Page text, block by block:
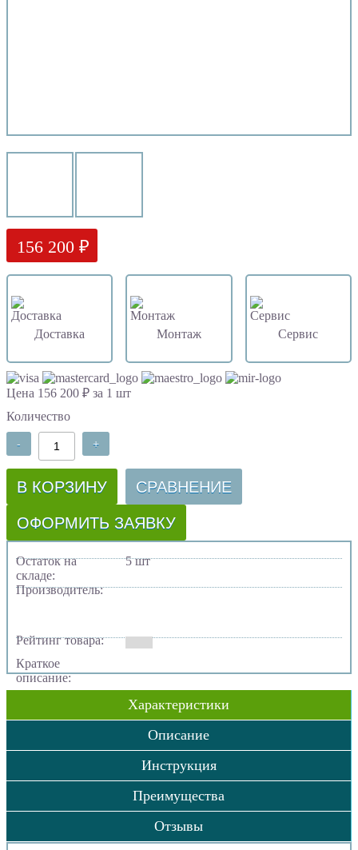
156 200 ₽
Доставка Монтаж Сервис
Цена 156 200 ₽ за 1 шт
Количество
- +
В КОРЗИНУ СРАВНЕНИЕ
ОФОРМИТЬ ЗАЯВКУ
Остаток на
складе:
5 шт
Производитель:
Рейтинг товара:
Краткое
описание:
Характеристики
Описание
Инструкция
Преимущества
Отзывы